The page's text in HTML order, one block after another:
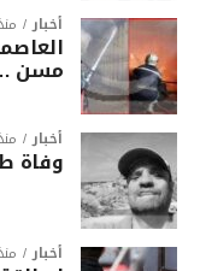
أخبار
مسن …
أخبار
وفاة
أخبار